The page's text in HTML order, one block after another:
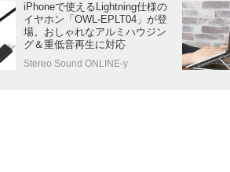
iPhoneで使えるLightning仕様の
イヤホン「OWL-EPLT04」が登
場。おしゃれなアルミハウジン
グ＆重低音再生に対応
Stereo Sound ONLINE-y